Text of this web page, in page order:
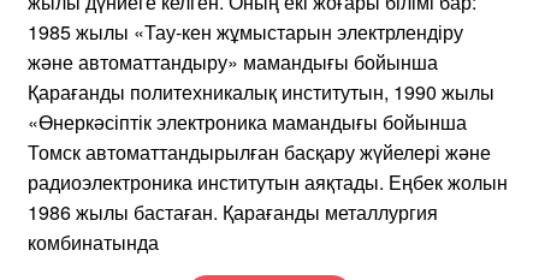
1985 жылы «Тау-кен жұмыстарын электрлендіру
және автоматтандыру» мамандығы бойынша
Қарағанды политехникалық институтын, 1990 жылы
«Өнеркәсіптік электроника мамандығы бойынша
Томск автоматтандырылған басқару жүйелері және
радиоэлектроника институтын аяқтады. Еңбек жолын
1986 жылы бастаған. Қарағанды металлургия
комбинатында